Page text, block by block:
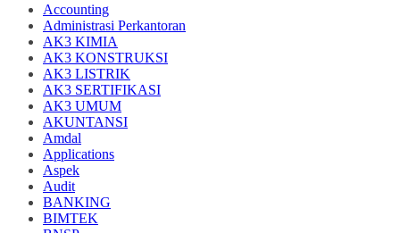
Accounting
Administrasi Perkantoran
AK3 KIMIA
AK3 KONSTRUKSI
AK3 LISTRIK
AK3 SERTIFIKASI
AK3 UMUM
AKUNTANSI
Amdal
Applications
Aspek
Audit
BANKING
BIMTEK